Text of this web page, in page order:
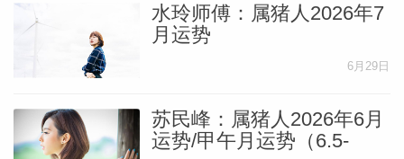
水玲师傅：属猪人2026年7
月运势
6月29日
苏民峰：属猪人2026年6月
运势/甲午月运势（6.5-